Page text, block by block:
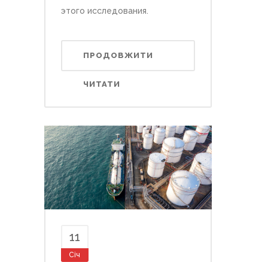
этого исследования.
ПРОДОВЖИТИ
ЧИТАТИ
11
Січ